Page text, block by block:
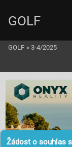
Žádost o souhlas
GOLF
GOLF » 3-4/2025